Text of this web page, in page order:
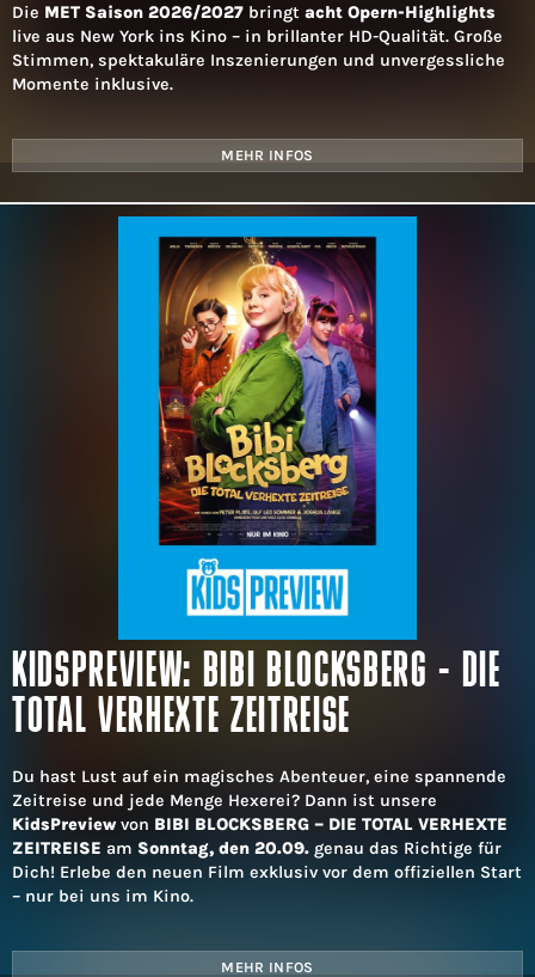
Die MET Saison 2026/2027 bringt acht Opern-Highlights
live aus New York ins Kino – in brillanter HD-Qualität. Große
Stimmen, spektakuläre Inszenierungen und unvergessliche
Momente inklusive.
MEHR INFOS
KIDSPREVIEW: BIBI BLOCKSBERG - DIE
TOTAL VERHEXTE ZEITREISE
Du hast Lust auf ein magisches Abenteuer, eine spannende
Zeitreise und jede Menge Hexerei? Dann ist unsere
KidsPreviewvon BIBI BLOCKSBERG – DIE TOTAL VERHEXTE
ZEITREISE am Sonntag, den 20.09. genau das Richtige für
Dich! Erlebe den neuen Film exklusiv vor dem offiziellen Start
– nur bei uns im Kino.
MEHR INFOS